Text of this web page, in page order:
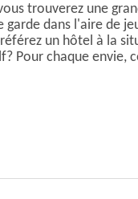
trouverez une
dans l'aire de
un hôtel à la
Pour chaque envie,